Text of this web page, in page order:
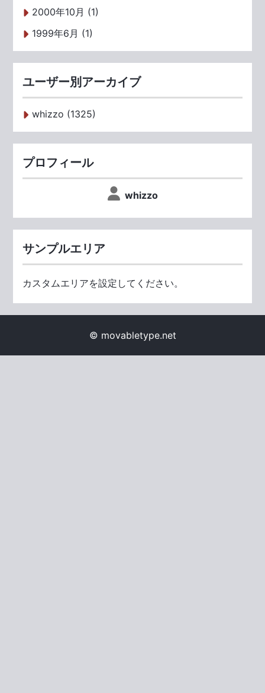
2000年10月 (1)
1999年6月 (1)
ユーザー別アーカイブ
whizzo (1325)
プロフィール
whizzo
サンプルエリア
カスタムエリアを設定してください。
© movabletype.net